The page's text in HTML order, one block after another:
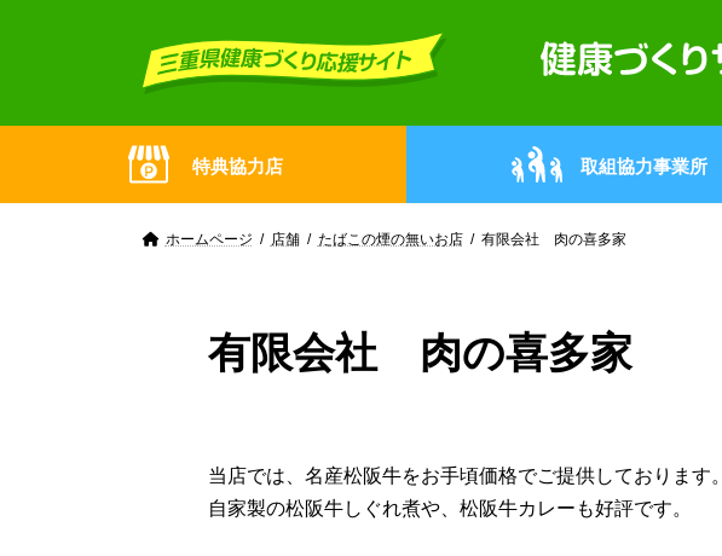
特典協力店 取組協力事業所
ホームページ 店舗 たばこの煙の無いお店 有限会社 肉の喜多家
有限会社 肉の喜多家
当店では、名産松阪牛をお手頃価格でご提供しております。
自家製の松阪牛しぐれ煮や、松阪牛カレーも好評です。